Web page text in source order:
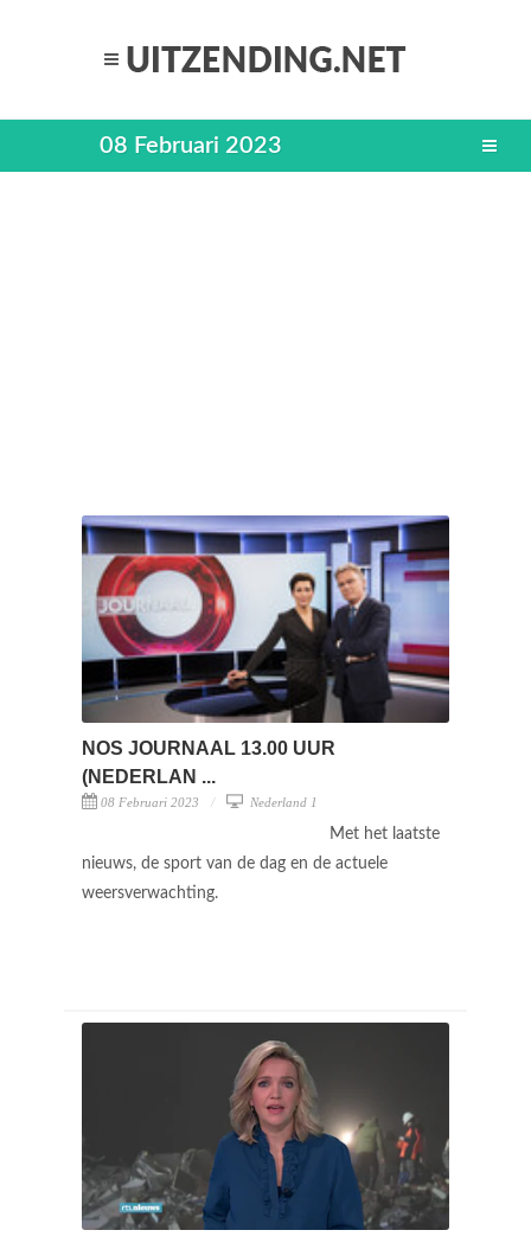
08 Februari 2023
NOS JOURNAAL 13.00 UUR
(NEDERLAN ...
08 Februari 2023 Nederland 1
Met het laatste
nieuws, de sport van de dag en de actuele
weersverwachting.